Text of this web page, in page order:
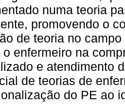
numa teoria
promovendo o
de teoria no
o enfermeiro na
e atendimento
de teorias de
do PE ao